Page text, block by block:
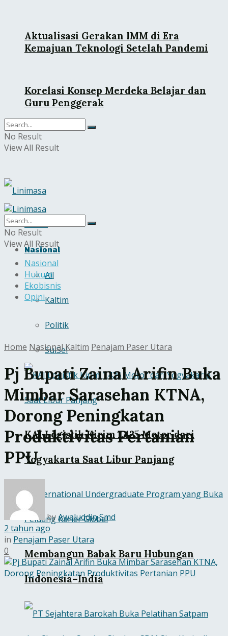
Aktualisasi Gerakan IMM di Era
Kemajuan Teknologi Setelah Pandemi
Korelasi Konsep Merdeka Belajar dan
Guru Penggerak
No Result
View All Result
Home
Nasional
All
Kaltim
Politik
SulSel
KAI Logistik Kirim 1.425 Motor dari
Yogyakarta Saat Libur Panjang
Membangun Babak Baru Hubungan
Indonesia–India
No Result
View All Result
Nasional
Hukum
Ekobisnis
Opini
Home Nasional Kaltim Penajam Paser Utara
Pj Bupati Zainal Arifin Buka
Mimbar Sarasehan KTNA,
Dorong Peningkatan
Produktivitas Pertanian
PPU
byAwaluddin Smd
2 tahun ago
in Penajam Paser Utara
0